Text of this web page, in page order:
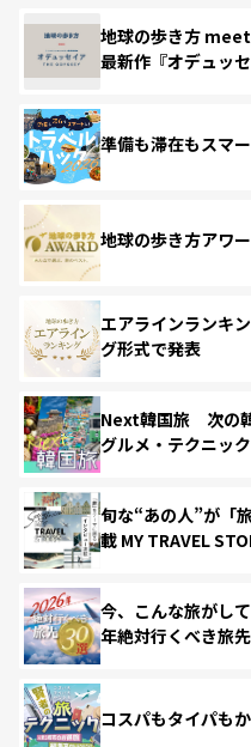
地球の歩き方
最新作『オデュッセ
準備も滞在もスマ
地球の歩き方アワ
エアラインランキ
グ形式で発表
Next韓国旅 次の
グルメ・テクニック
旬な“あの人”が「
載 MY TRAVEL
今、こんな旅がし
年絶対行くべき旅
コスパもタイパも